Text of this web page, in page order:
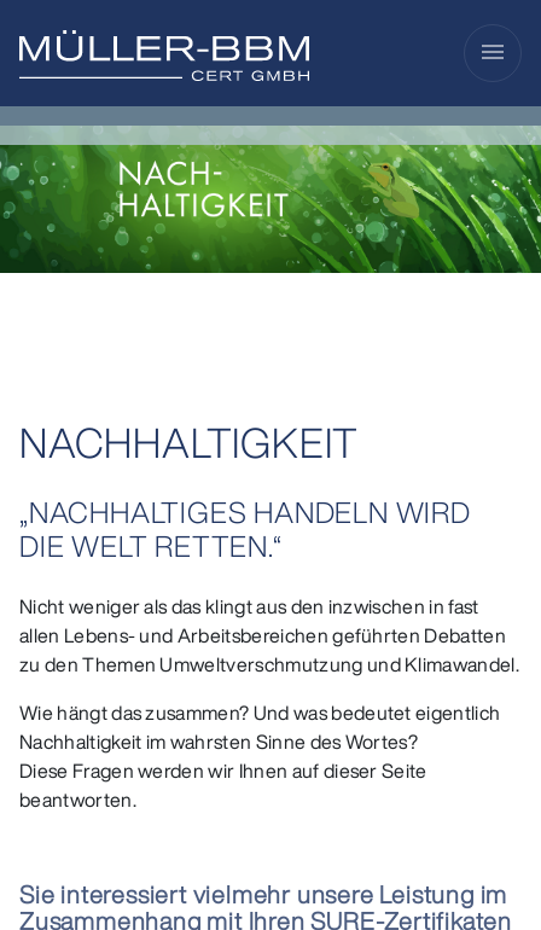
menu
NACHHALTIGKEIT
„NACHHALTIGES HANDELN WIRD
DIE WELT RETTEN.​“
Nicht weniger als das klingt aus den inzwischen in fast
allen Lebens- und Arbeitsbereichen geführten Debatten
zu den Themen Umweltverschmutzung und Klimawandel.
Wie hängt das zusammen? Und was bedeutet eigentlich
Nachhaltigkeit im wahrsten Sinne des Wortes?
Diese Fragen werden wir Ihnen auf dieser Seite
beantworten.
Sie interessiert vielmehr unsere Leistung im
Zusammenhang mit Ihren SURE-Zertifikaten